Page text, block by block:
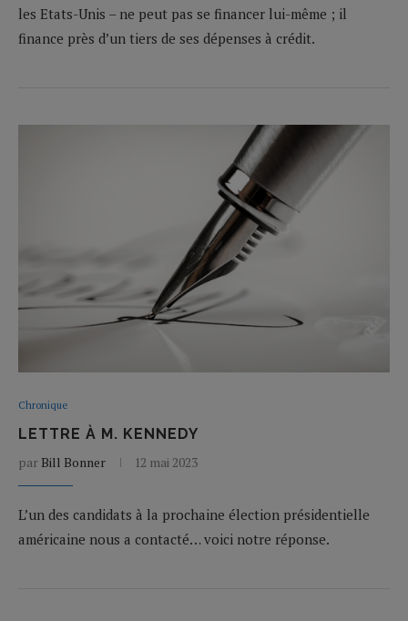
les Etats-Unis – ne peut pas se financer lui-même ; il
finance près d’un tiers de ses dépenses à crédit.
Chronique
LETTRE À M. KENNEDY
par Bill Bonner 12 mai 2023
L’un des candidats à la prochaine élection présidentielle
américaine nous a contacté… voici notre réponse.